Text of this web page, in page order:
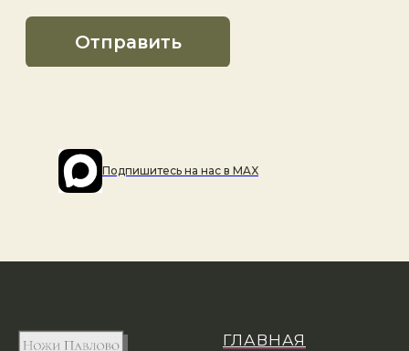
Подпишитесь на наc в MAX
ГЛАВНАЯ